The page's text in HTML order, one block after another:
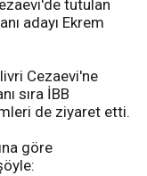
tutulan
adayı Ekrem
Cezaevi'ne
sıra İBB
de ziyaret etti.
göre